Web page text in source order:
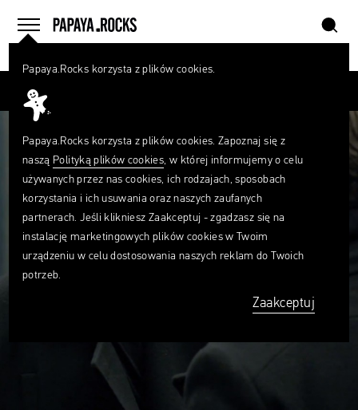
menu
home szukaj
Papaya.Rocks korzysta z plików cookies.
Papaya.Rocks korzysta z plików cookies. Zapoznaj się z
naszą Polityką plików cookies, w której informujemy o celu
używanych przez nas cookies, ich rodzajach, sposobach
korzystania i ich usuwania oraz naszych zaufanych
partnerach. Jeśli klikniesz Zaakceptuj - zgadzasz się na
instalację marketingowych plików cookies w Twoim
urządzeniu w celu dostosowania naszych reklam do Twoich
potrzeb.
Zaakceptuj
Czego
szukasz?